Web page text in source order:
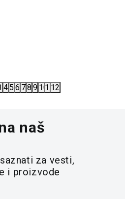
4 5 6 78 9 101112
naš
za vesti,
i proizvode